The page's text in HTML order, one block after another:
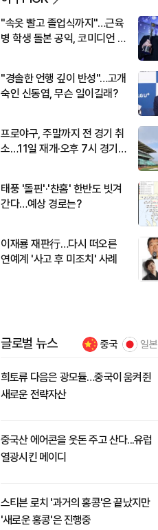
"속옷 빨고 졸업식까지"…근육
병 학생 돌본 공익, 코미디언 김
"경솔한 언행 깊이 반성"…고개
숙인 신동엽, 무슨 일이길래?
프로야구, 주말까지 전 경기 취
소…11일 재개·오후 7시 경기
태풍 '돌핀'·'찬홈' 한반도 빗겨
간다…예상 경로는?
이재룡 재판行…다시 떠오른
연예계 '사고 후 미조치' 사례
글로벌 뉴스 중국 일본
희토류 다음은 광모듈…중국이 움켜쥔
새로운 전략자산
중국산 에어콘을 웃돈 주고 산다...유럽
열광시킨 메이디
스티븐 로치 '과거의 홍콩'은 끝났지만
'새로운 홍콩'은 진행중